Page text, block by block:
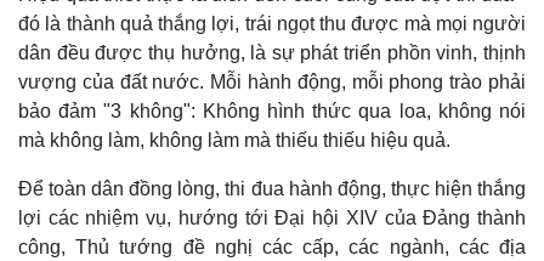
đó là thành quả thắng lợi, trái ngọt thu được mà mọi người
dân đều được thụ hưởng, là sự phát triển phồn vinh, thịnh
vượng của đất nước. Mỗi hành động, mỗi phong trào phải
bảo đảm "3 không": Không hình thức qua loa, không nói
mà không làm, không làm mà thiếu thiếu hiệu quả.
Để toàn dân đồng lòng, thi đua hành động, thực hiện thắng
lợi các nhiệm vụ, hướng tới Đại hội XIV của Đảng thành
công, Thủ tướng đề nghị các cấp, các ngành, các địa